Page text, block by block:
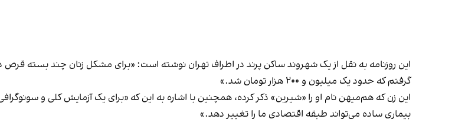
این روزنامه به نقل از یک شهروند ساکن پرند در اطراف تهران نوشته است: «برای مشکل زنان چند بسته
گرفتم که حدود یک ‌میلیون و ۲۰۰ هزار تومان شد.»
این زن که هم‌میهن نام او را «شیرین» ذکر کرده، همچنین با اشاره به این که «برای یک آزمایش کلی و
بیماری ساده می‌تواند طبقه اقتصادی ما را تغییر دهد.»